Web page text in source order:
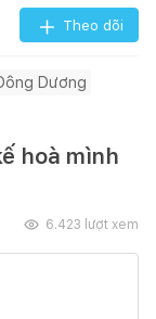
Theo dõi
Dương
hoà mình
6.423 lượt xem